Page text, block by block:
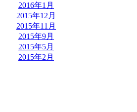
2016年1月
2015年12月
2015年11月
2015年9月
2015年5月
2015年2月